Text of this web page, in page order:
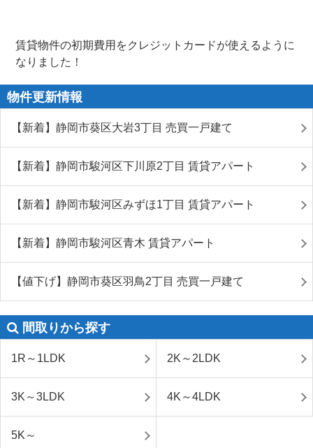
賃貸物件の初期費用をクレジットカードが使えるように
なりました！
物件更新情報
【新着】静岡市葵区大岩3丁目 売買一戸建て
【新着】静岡市駿河区下川原2丁目 賃貸アパート
【新着】静岡市駿河区みずほ1丁目 賃貸アパート
【新着】静岡市駿河区青木 賃貸アパート
【値下げ】静岡市葵区羽鳥2丁目 売買一戸建て
間取りから探す
1R～1LDK 2K～2LDK
3K～3LDK 4K～4LDK
5K～